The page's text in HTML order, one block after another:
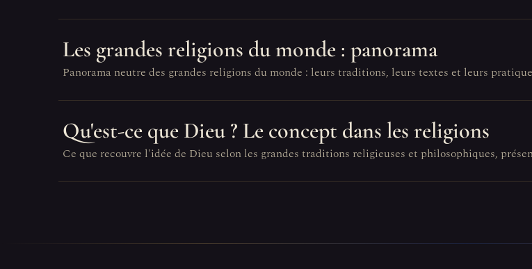
Les grandes religions du monde : panorama
Panorama neutre des grandes religions du monde : leurs traditions, leurs textes et leurs
Qu'est-ce que Dieu ? Le concept dans les religions
Ce que recouvre l'idée de Dieu selon les grandes traditions religieuses et philosophiques,